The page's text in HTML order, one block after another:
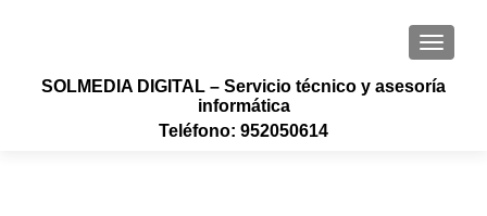
SOLMEDIA DIGITAL – Servicio técnico y asesoría
informática
Teléfono: 952050614